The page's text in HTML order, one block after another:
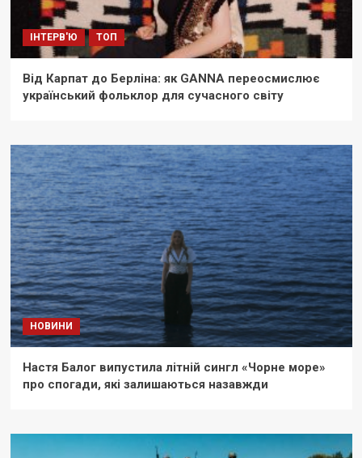
ІНТЕРВ'Ю ТОП
Від Карпат до Берліна: як GANNA переосмислює
український фольклор для сучасного світу
НОВИНИ
Настя Балог випустила літній сингл «Чорне море»
про спогади, які залишаються назавжди